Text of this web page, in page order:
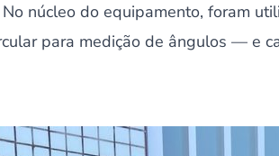
núcleo do equipamento, foram
para medição de ângulos — e